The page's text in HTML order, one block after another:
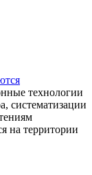
технологии
систематизации
на территории